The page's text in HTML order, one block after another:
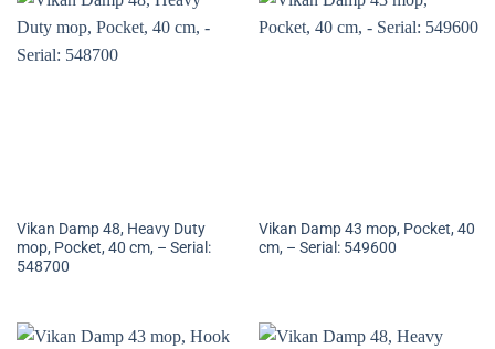
Vikan Damp 48, Heavy Duty
mop, Pocket, 40 cm, – Serial:
548700
Vikan Damp 43 mop, Pocket, 40
cm, – Serial: 549600